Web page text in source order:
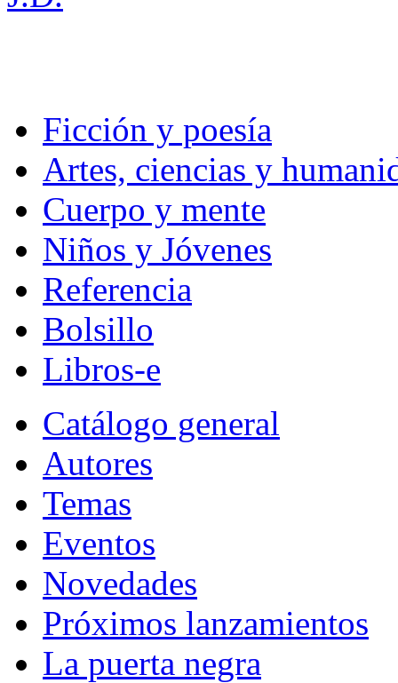
Ficción y poesía
Artes, ciencias y
Cuerpo y mente
Niños y Jóvenes
Referencia
Bolsillo
Libros-e
Catálogo general
Autores
Temas
Eventos
Novedades
Próximos lanzamientos
La puerta negra